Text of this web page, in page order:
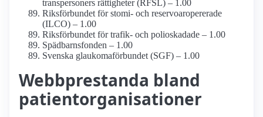
transpersoners rättigheter (RFSL) – 1.00
Riksförbundet för stomi- och reservoar­opererade
(ILCO) – 1.00
Riksförbundet för trafik- och polioskadade – 1.00
Spädbarnsfonden – 1.00
Svenska glaukoma­förbundet (SGF) – 1.00
Webbprestanda bland
patient­organisationer